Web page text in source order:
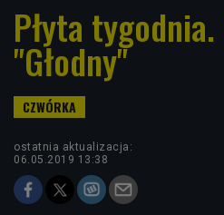
Płyta
"Głodny"
ostatnia aktualizacja:
06.05.2019 13:38